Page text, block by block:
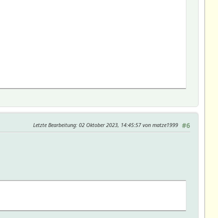
#6
Letzte Bearbeitung: 02 Oktober 2023, 14:45:57 von matze1999